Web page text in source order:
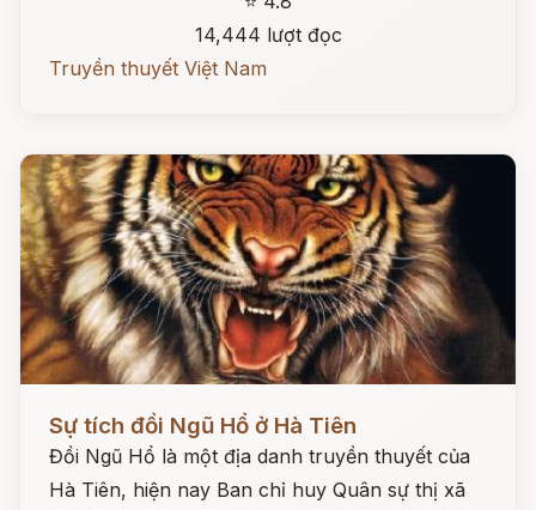
14,444 lượt đọc
Truyền thuyết Việt Nam
Sự tích đồi Ngũ Hổ ở Hà Tiên
Đồi Ngũ Hổ là một địa danh truyền thuyết của
Hà Tiên, hiện nay Ban chỉ huy Quân sự thị xã